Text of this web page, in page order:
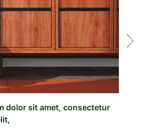
dolor sit amet, consectetur
❯